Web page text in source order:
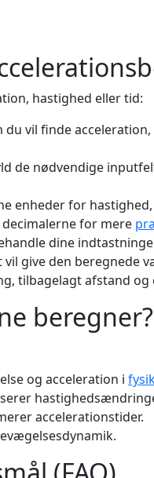
hastighed eller tid:
du vil finde
de nødvendige
enheder for
decimalerne for mere
dine
give den beregnede
tilbagelagt afstand og
beregner?
og acceleration i
accelerationstider.